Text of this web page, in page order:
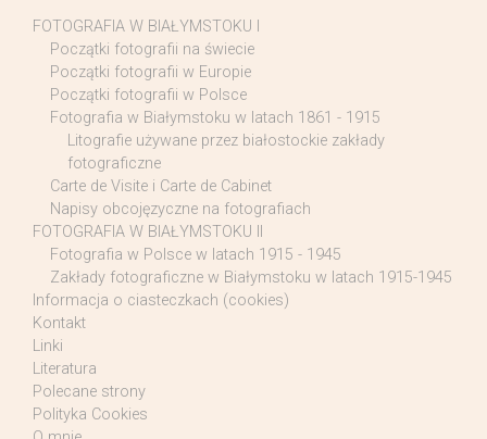
FOTOGRAFIA W BIAŁYMSTOKU I
Początki fotografii na świecie
Początki fotografii w Europie
Początki fotografii w Polsce
Fotografia w Białymstoku w latach 1861 - 1915
Litografie używane przez białostockie zakłady
fotograficzne
Carte de Visite i Carte de Cabinet
Napisy obcojęzyczne na fotografiach
FOTOGRAFIA W BIAŁYMSTOKU II
Fotografia w Polsce w latach 1915 - 1945
Zakłady fotograficzne w Białymstoku w latach 1915-1945
Informacja o ciasteczkach (cookies)
Kontakt
Linki
Literatura
Polecane strony
Polityka Cookies